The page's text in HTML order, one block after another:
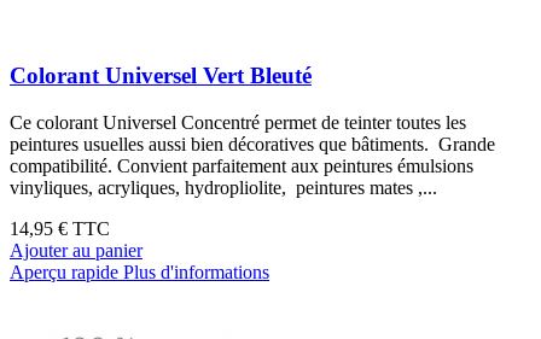
Colorant Universel Vert Bleuté
Ce colorant Universel Concentré permet de teinter toutes les
peintures usuelles aussi bien décoratives que bâtiments. Grande
compatibilité. Convient parfaitement aux peintures émulsions
vinyliques, acryliques, hydropliolite, peintures mates ,...
14,95 € TTC
Ajouter au panier
Aperçu rapide Plus d'informations